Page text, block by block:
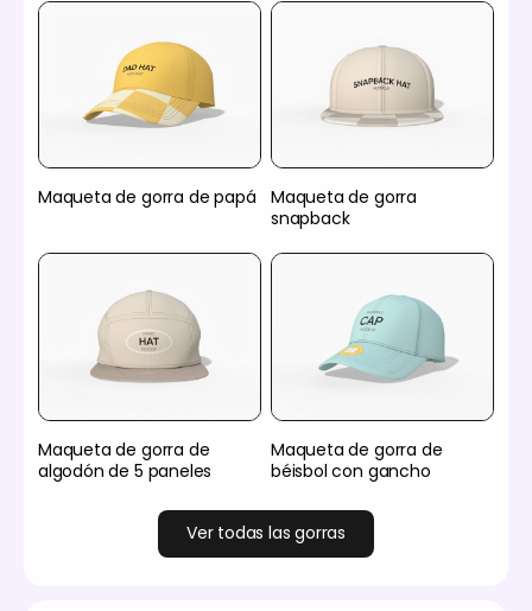
Maqueta de gorra de papá
Maqueta de gorra
snapback
Maqueta de gorra de
algodón de 5 paneles
Maqueta de gorra de
béisbol con gancho
Ver todas las gorras